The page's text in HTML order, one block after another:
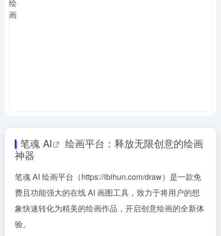
笔魂 AI
绘画平台：释放无限创意的绘画
神器
笔魂 AI 绘画平台（https://ibihun.com/draw）是一款免
费且功能强大的在线 AI 画图工具，致力于将用户的想
象快速转化为精美的绘画作品，开启创意绘画的全新体
验。